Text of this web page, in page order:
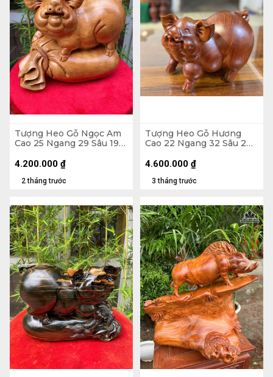
Tượng Heo Gỗ Ngọc Am
Cao 25 Ngang 29 Sâu 19
2 tháng trước
4.200.000 ₫
Tượng Heo Gỗ Hương
Cao 22 Ngang 32 Sâu 2
3 tháng trước
4.600.000 ₫